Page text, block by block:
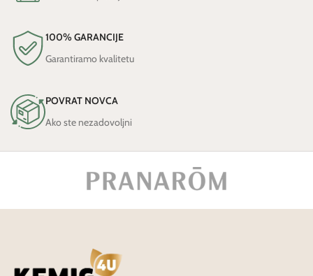
100% GARANCIJE
Garantiramo kvalitetu
POVRAT NOVCA
Ako ste nezadovoljni